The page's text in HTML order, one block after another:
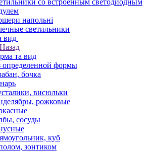
со встроенным светодиодным
напольні
светильники
вид
Назад
та вид
определенной формы
бочка
висюльки
рожковые
сосуды
куб
зонтиком